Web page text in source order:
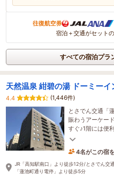
往復航空券
宿泊＋交通がセット
すべての宿泊プラ
天然温泉 紺碧の湯 ドーミーイ
4.4
(1,446件)
とさでん交通「
賑わうアーケー
すぐ♪1階には便
り入れた朝食が自
4名がこの宿
32分前に予約
JR「高知駅南口」より徒歩12分/とさでん交
「蓮池町通り電停」より徒歩5分